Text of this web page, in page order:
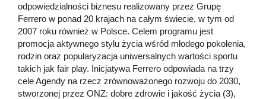
odpowiedzialności biznesu realizowany przez Grupę
Ferrero w ponad 20 krajach na całym świecie, w tym od
2007 roku również w Polsce. Celem programu jest
promocja aktywnego stylu życia wśród młodego pokolenia,
rodzin oraz popularyzacja uniwersalnych wartości sportu
takich jak fair play. Inicjatywa Ferrero odpowiada na trzy
cele Agendy na rzecz zrównoważonego rozwoju do 2030,
stworzonej przez ONZ: dobre zdrowie i jakość życia (3),